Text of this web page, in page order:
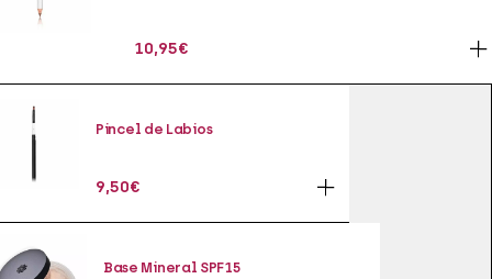
10,95€
Pincel de Labios
9,50€
Base Mineral SPF15